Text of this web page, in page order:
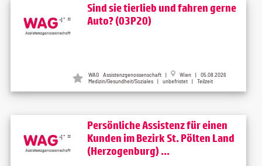
Sind sie tierlieb und fahren gerne
Auto? (03P20)
WAG Assistenzgenossenschaft |
Wien | 05.08.2026
Medizin/Gesundheit/Soziales | unbefristet | Teilzeit
Persönliche Assistenz für einen
Kunden im Bezirk St. Pölten Land
(Herzogenburg) ...